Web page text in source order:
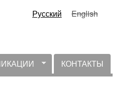
Русский English
КОНТАКТЫ